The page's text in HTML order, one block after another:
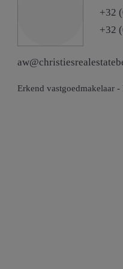
+32
+32
Erkend vastgoedmakelaar